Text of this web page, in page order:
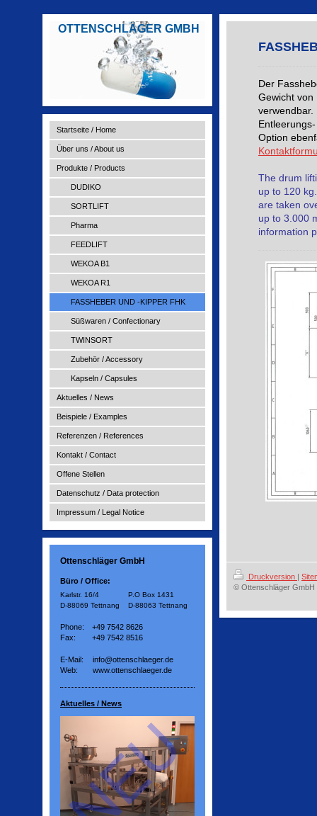
OTTENSCHLÄGER GMBH
Startseite / Home
Über uns / About us
Produkte / Products
DUDIKO
SORTLIFT
Pharma
FEEDLIFT
WEKOA B1
WEKOA R1
FASSHEBER UND -KIPPER FHK
Süßwaren / Confectionary
TWINSORT
Zubehör / Accessory
Kapseln / Capsules
Aktuelles / News
Beispiele / Examples
Referenzen / References
Kontakt / Contact
Offene Stellen
Datenschutz / Data protection
Impressum / Legal Notice
Ottenschläger GmbH
Büro / Office:
Karlstr. 16/4
P.O Box 1431
D-88069 Tettnang
D-88063 Tettnang
Phone:
+49 7542 8626
Fax:
+49 7542 8516
E-Mail:
info@ottenschlaeger.de
Web:
www.ottenschlaeger.de
Aktuelles / News
Der
Gewicht von
verwendbar.
Option
The drum
up to 120
are taken
up to 3.000
information
Druckversion |
© Ottenschläger GmbH